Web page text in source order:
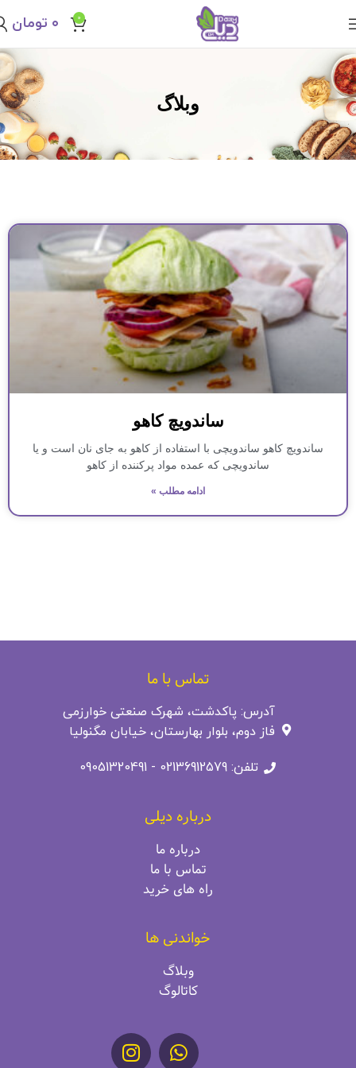
0 ۰ تومان
وبلاگ
ساندویچ کاهو
ساندویچ کاهو ساندویچی با استفاده از کاهو به جای نان است و یا
ساندویچی که عمده مواد پرکننده از کاهو
ادامه مطلب »
تماس با ما
آدرس: پاکدشت، شهرک صنعتی خوارزمی
فاز دوم، بلوار بهارستان، خیابان مگنولیا
تلفن: 02136912579 - 09051320491
درباره دیلی
درباره ما
تماس با ما
راه‌ های خرید
خواندنی ها
وبلاگ
کاتالوگ